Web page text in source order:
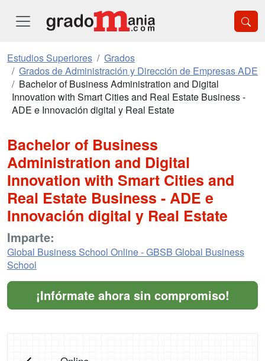
Estudios Superiores
Grados
Grados de Administración y Dirección de Empresas ADE
Bachelor of Business Administration and Digital
Innovation with Smart Cities and Real Estate Business -
ADE e Innovación digital y Real Estate
Bachelor of Business
Administration and Digital
Innovation with Smart Cities and
Real Estate Business - ADE e
Innovación digital y Real Estate
Imparte:
Global Business School Online - GBSB Global Business
School
¡Infórmate ahora sin compromiso!